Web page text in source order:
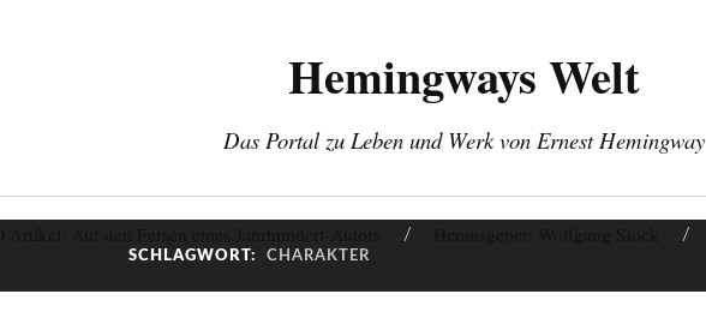
Hemingways Welt
Das Portal zu Leben und Werk von Ernest Hemingway
SCHLAGWORT: CHARAKTER